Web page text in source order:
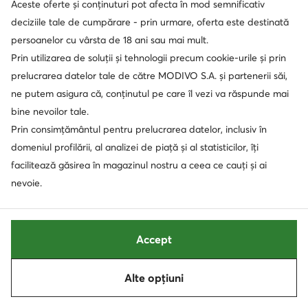
extra -15% Cod: SUMMER
Ofertă
Prețul actual
409,90Lei
-12%
extra -15% Cod: SUMMER
Teniși · Knu Skool · Vișiniu
Prețul actual
409,90Lei
Prețul inițial
Cel mai mic preț
Aceste oferte și conținuturi pot afecta în mod semnificativ
deciziile tale de cumpărare - prin urmare, oferta este destinată
persoanelor cu vârsta de 18 ani sau mai mult.
Prin utilizarea de soluții și tehnologii precum cookie-urile și prin
prelucrarea datelor tale de către MODIVO S.A. și partenerii săi,
ne putem asigura că, conținutul pe care îl vezi va răspunde mai
bine nevoilor tale.
Prin consimțământul pentru prelucrarea datelor, inclusiv în
domeniul profilării, al analizei de piață și al statisticilor, îți
facilitează găsirea în magazinul nostru a ceea ce cauți și ai
nevoie.
Alte opțiuni
Accept